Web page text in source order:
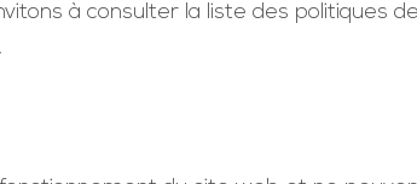
à consulter la liste des politiques